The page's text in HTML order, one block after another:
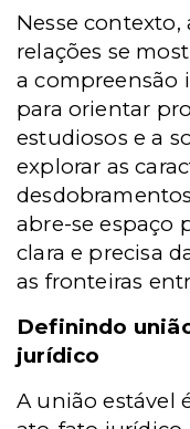
Nesse contexto,
relações se
a compreensão
para orientar
estudiosos e a
explorar as
abre-se espaço
clara e precisa
as fronteiras
Definindo
jurídico
A união estável